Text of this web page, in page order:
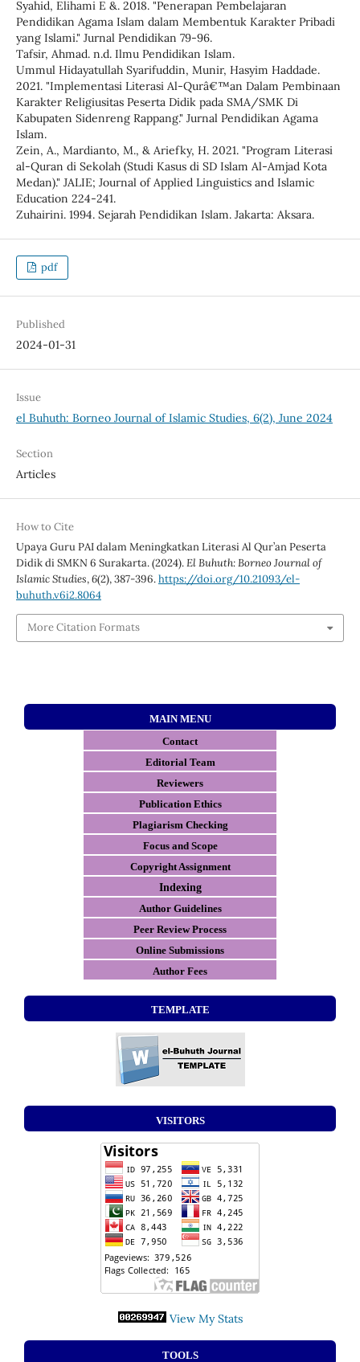
Syahid, Elihami E &. 2018. "Penerapan Pembelajaran
Pendidikan Agama Islam dalam Membentuk Karakter Pribadi
yang Islami." Jurnal Pendidikan 79-96.
Tafsir, Ahmad. n.d. Ilmu Pendidikan Islam.
Ummul Hidayatullah Syarifuddin, Munir, Hasyim Haddade.
2021. "Implementasi Literasi Al-Qurâ€™an Dalam Pembinaan
Karakter Religiusitas Peserta Didik pada SMA/SMK Di
Kabupaten Sidenreng Rappang." Jurnal Pendidikan Agama
Islam.
Zein, A., Mardianto, M., & Ariefky, H. 2021. "Program Literasi
al-Quran di Sekolah (Studi Kasus di SD Islam Al-Amjad Kota
Medan)." JALIE; Journal of Applied Linguistics and Islamic
Education 224-241.
Zuhairini. 1994. Sejarah Pendidikan Islam. Jakarta: Aksara.
pdf
Published
2024-01-31
Issue
el Buhuth: Borneo Journal of Islamic Studies, 6(2), June 2024
Section
Articles
How to Cite
Upaya Guru PAI dalam Meningkatkan Literasi Al Qur’an Peserta
Didik di SMKN 6 Surakarta. (2024).El Buhuth: Borneo Journal of
Islamic Studies,6(2), 387-396.https://doi.org/10.21093/el-
buhuth.v6i2.8064
More Citation Formats
MAIN MENU
Contact
Editorial Team
Reviewers
Publication Ethics
Plagiarism Checking
Focus and Scope
Copyright Assignment
Indexing
Author Guidelines
Peer Review Process
Online Submissions
Author Fees
TEMPLATE
VISITORS
View My Stats
TOOLS